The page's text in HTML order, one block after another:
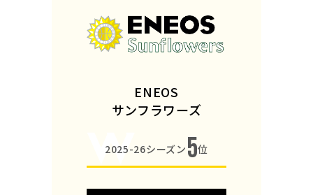
ENEOS
サンフラワーズ
2025-26シーズン 5位